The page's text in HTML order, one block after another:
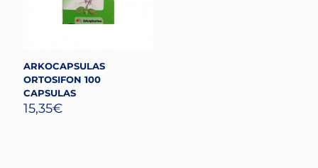
ARKOCAPSULAS
ORTOSIFON 100
CAPSULAS
15,35€